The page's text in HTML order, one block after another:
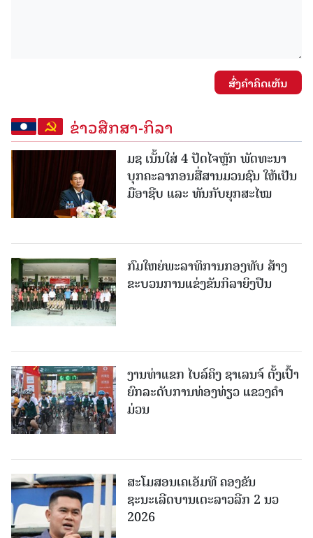
ສົ່ງຄໍາຄິດເຫັນ
ຂ່າວສືກສາ-ກິລາ
ມຊ ເນັ້ນໃສ່ 4 ປັດໄຈຫຼັກ ພັດທະນາ
ບຸກຄະລາກອນສື່ສານມວນຊົນ ໃຫ້ເປັນ
ມືອາຊີບ ແລະ ທັນກັບຍຸກສະໄໝ
ກົມໃຫຍ່ພະລາທິການກອງທັບ ສ້າງ
ຂະບວນການແຂ່ງຂັນກິລາຍິງປືນ
ງານທ່າແຂກ ໄບລ໌ຄິງ ຊາເລນຈ໌ ຕັ້ງເປົ້າ
ຍົກລະດັບການທ່ອງທ່ຽວ ແຂວງຄໍາ
ມ່ວນ
ສະໂມສອນເຄເອັມທີ ຄອງຂັນ
ຊະນະເລີດບານເຕະລາວລີກ 2 ນວ
2026